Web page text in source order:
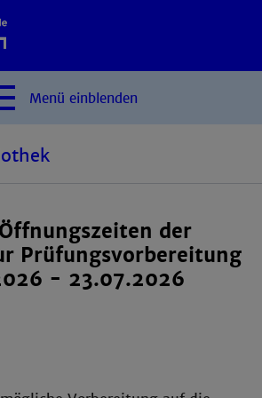
Menü einblenden
der
Prüfungsvorbereitung
- 23.07.2026